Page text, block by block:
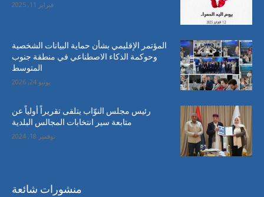
فبراير 11, 2025
المؤتمر الإقليمي بشأن حماية البيانات الشخصية
وحوكمة الذكاء الاصطناعي في منطقة جنوب
المتوسط
يونيو 24, 2026
رئيس مجلس النوّاب يتلقى تقريراً أولياً عن
متابعة سير انتخابات المجالس البلدية
نوفمبر 18, 2024
منشورات شائعة